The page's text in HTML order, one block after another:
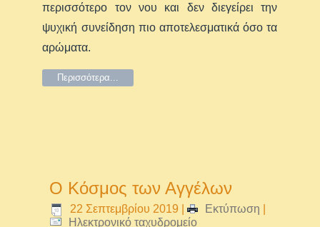
περισσότερο τον νου και δεν διεγείρει την
ψυχική συνείδηση πιο αποτελεσματικά όσο τα
αρώματα.
Περισσότερα...
Ο Κόσμος των Αγγέλων
22 Σεπτεμβρίου 2019 | Εκτύπωση
Ηλεκτρονικό ταχυδρομείο